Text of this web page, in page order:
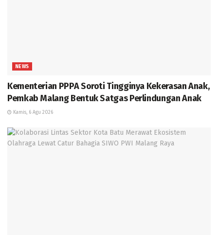
NEWS
Kementerian PPPA Soroti Tingginya Kekerasan Anak,
Pemkab Malang Bentuk Satgas Perlindungan Anak
Kamis, 6 Agu 2026